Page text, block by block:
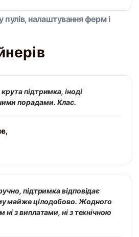
пулів, налаштування ферм і
підтримка, іноді
порадами. Клас.
підтримка відповідає
майже цілодобово. Жодного
ні з виплатами, ні з технічною